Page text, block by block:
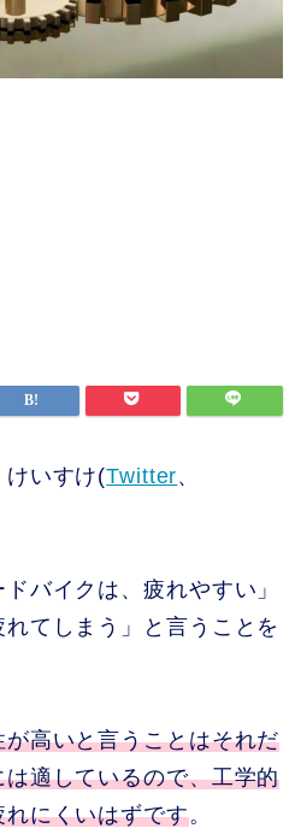
けいすけ(Twitter、
バイクは、疲れやすい」
れてしまう」と言うことを
が高いと言うことはそれだ
適しているので、工学的
にくいはずです。